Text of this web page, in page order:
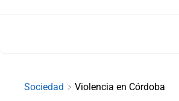
Sociedad Violencia en Córdoba